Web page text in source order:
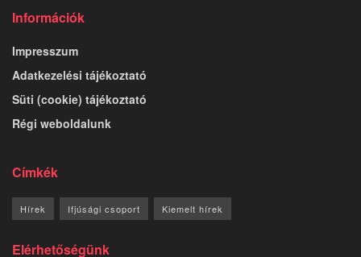
Információk
Impresszum
Adatkezelési tájékoztató
Süti (cookie) tájékoztató
Régi weboldalunk
Címkék
Hírek Ifjúsági csoport Kiemelt hírek
Elérhetőségünk